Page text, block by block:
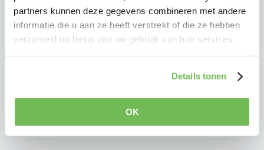
partners kunnen deze gegevens combineren met andere
informatie die u aan ze heeft verstrekt of die ze hebben
verzameld op basis van uw gebruik van hun services.
Details tonen
OK
Een bouwkundige keuring brengt deze risico’s
tijdig in kaart voordat u definitief beslist, zodat u
precies weet waar u aan toe bent.